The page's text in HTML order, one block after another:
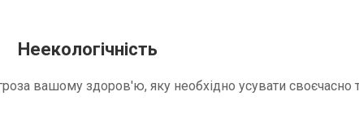
Неекологічність
вашому здоров'ю, яку необхідно усувати